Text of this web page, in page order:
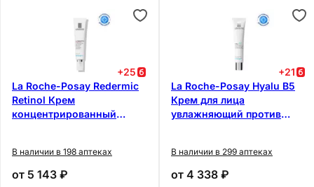
+25
La Roche-Posay Redermic
Retinol Крем
концентрированный
В наличии в 198 аптеках
от 5 143 ₽
+21
La Roche-Posay Hyalu B5
Крем для лица
увлажняющий против
В наличии в 299 аптеках
от 4 338 ₽